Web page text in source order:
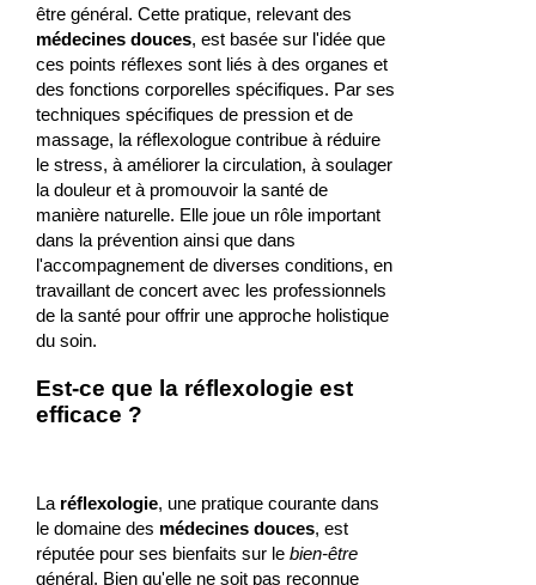
être général. Cette pratique, relevant des
médecines douces, est basée sur l'idée que
ces points réflexes sont liés à des organes et
des fonctions corporelles spécifiques. Par ses
techniques spécifiques de pression et de
massage, la réflexologue contribue à réduire
le stress, à améliorer la circulation, à soulager
la douleur et à promouvoir la santé de
manière naturelle. Elle joue un rôle important
dans la prévention ainsi que dans
l'accompagnement de diverses conditions, en
travaillant de concert avec les professionnels
de la santé pour offrir une approche holistique
du soin.
Est-ce que la réflexologie est
efficace ?
La réflexologie, une pratique courante dans
le domaine des médecines douces, est
réputée pour ses bienfaits sur le bien-être
général. Bien qu'elle ne soit pas reconnue